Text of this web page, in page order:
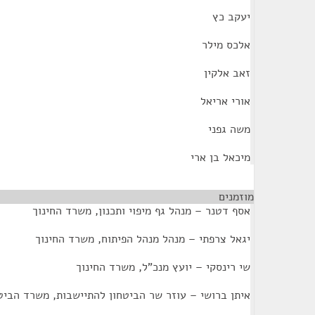
יעקב כץ
אלכס מילר
זאב אלקין
אורי אריאל
משה גפני
מיכאל בן ארי
מוזמנים
אסף דטנר – מנהל גף מיפוי ותכנון, משרד החינוך
יגאל צרפתי – מנהל מנהל הפיתוח, משרד החינוך
שי רינסקי – יועץ מנכ"ל, משרד החינוך
איתן ברושי – עוזר שר הביטחון להתיישבות, משרד